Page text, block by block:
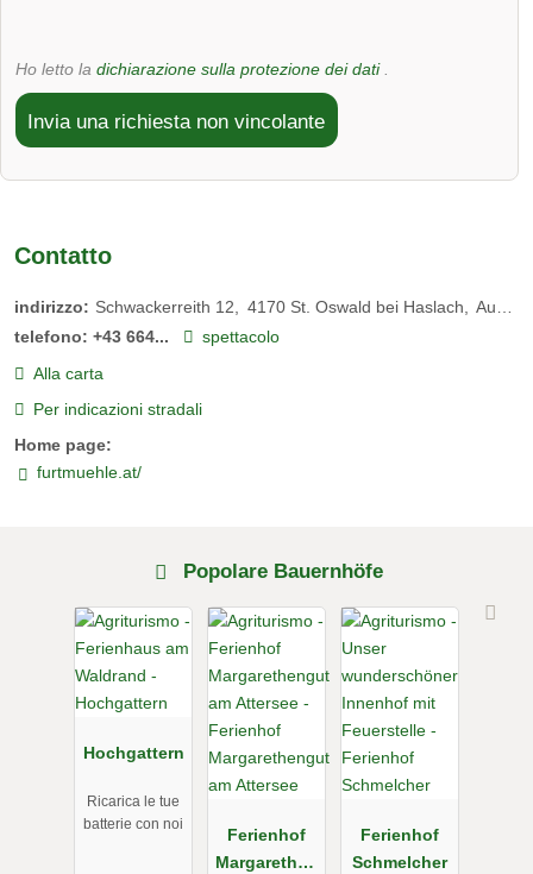
Ho letto la dichiarazione sulla protezione dei dati.
Invia una richiesta non vincolante
Contatto
indirizzo: Schwackerreith 12 4170 St. Oswald bei Haslach
Austria
telefono: +43 664...
spettacolo
Alla carta
Per indicazioni stradali
Home page:
furtmuehle.at/
Popolare Bauernhöfe
Hochgattern
Ricarica le tue
batterie con noi
Ferienhof
Margarethen
Ferienhof
Schmelcher